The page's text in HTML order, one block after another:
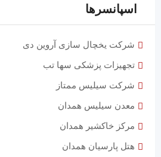
اسپانسرها
شرکت یخچال سازی آروین دی
تجهیزات پزشکی سها تب
شرکت سیلیس ممتاز
معدن سیلیس همدان
مرکز خاکشیر همدان
هتل پارسیان همدان